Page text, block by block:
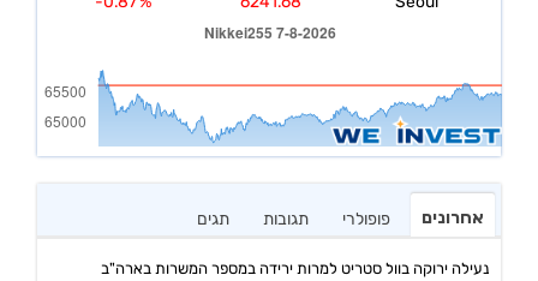
אחרונים פופולרי תגובות תגים
נעילה ירוקה בוול סטריט למרות ירידה במספר המשרות בארה"ב